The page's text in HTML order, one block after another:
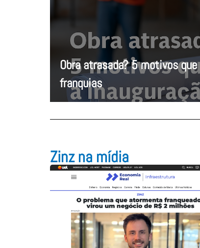
Obra atrasada? 5 motivos
franquias
Zinz na mídia